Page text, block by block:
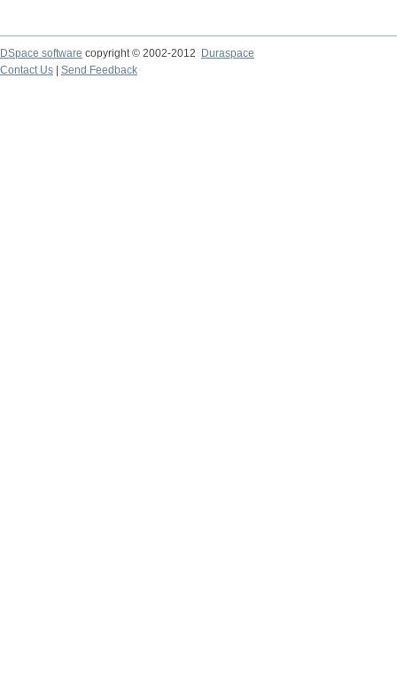
DSpace software copyright © 2002-2012
Duraspace
Contact Us
Send Feedback